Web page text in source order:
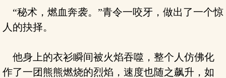
“秘术，燃血奔袭。”青令一咬牙，做出了一个惊
人的抉择。
他身上的衣衫瞬间被火焰吞噬，整个人仿佛化
作了一团熊熊燃烧的烈焰，速度也随之飙升，如